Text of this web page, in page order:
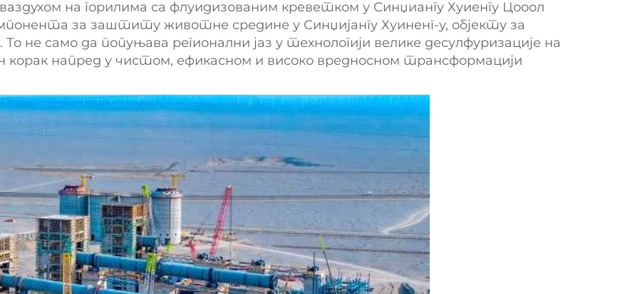
на горилима са флуидизованим креветком у Синџиангу Хуиенгу Цооол
за заштиту животне средине у Синџијангу Хуиненг-у, објекту за
не само да попуњава регионални јаз у технологији велике десулфуризације на
корак напред у чистом, ефикасном и високо вредносном трансформацији